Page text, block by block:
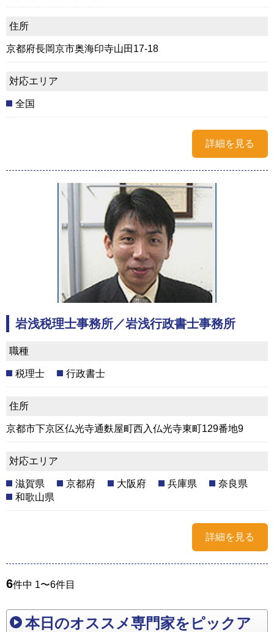
住所
京都府長岡京市奥海印寺山田17-18
対応エリア
全国
詳細を見る
岩浅税理士事務所／岩浅行政書士事務所
職種
税理士 行政書士
住所
京都市下京区仏光寺通麩屋町西入仏光寺東町129番地9
対応エリア
滋賀県 京都府 大阪府 兵庫県
奈良県
和歌山県
詳細を見る
6件中 1〜6件目
本日のオススメ専門家をピックア